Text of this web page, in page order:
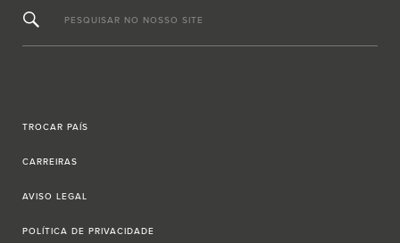
PESQUISAR NO NOSSO SITE
TROCAR PAÍS
CARREIRAS
AVISO LEGAL
POLÍTICA DE PRIVACIDADE